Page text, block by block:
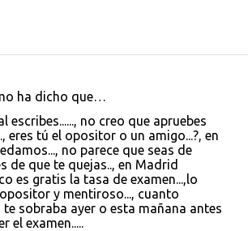
ha dicho que…
escribes......, no creo que apruebes
eres tú el opositor o un amigo...?, en
no parece que seas de
de que te quejas.., en Madrid
es gratis la tasa de examen...,lo
y mentiroso..., cuanto
te sobraba ayer o esta mañana antes
el examen.....